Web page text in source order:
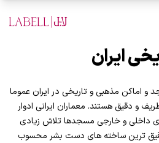
ایران
و اماکن مذهبی و تاریخی در ایران عموما
و دقیق هستند. معماران ایرانی ادوار
داخلی و خارجی مسجدها تلاش زیادی
ترین ساخته های دست بشر محسوب